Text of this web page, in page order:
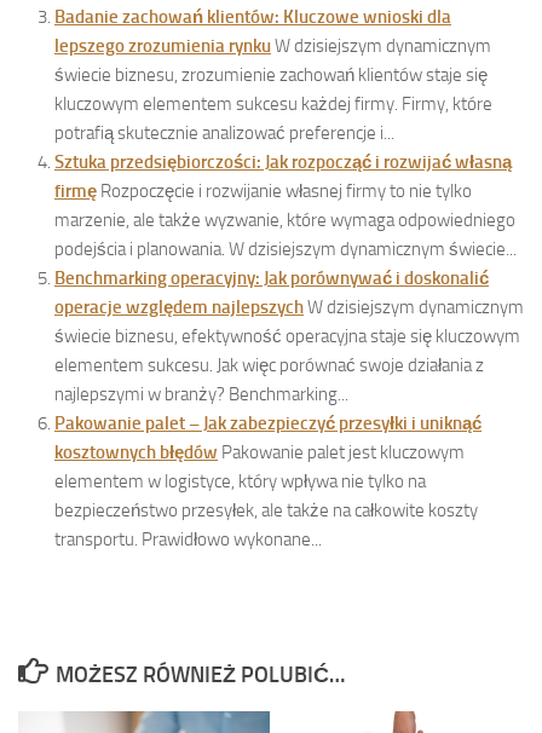
Badanie zachowań klientów: Kluczowe wnioski dla
lepszego zrozumienia rynkuW dzisiejszym dynamicznym
świecie biznesu, zrozumienie zachowań klientów staje się
kluczowym elementem sukcesu każdej firmy. Firmy, które
potrafią skutecznie analizować preferencje i...
Sztuka przedsiębiorczości: Jak rozpocząć i rozwijać własną
firmę Rozpoczęcie i rozwijanie własnej firmy to nie tylko
marzenie, ale także wyzwanie, które wymaga odpowiedniego
podejścia i planowania. W dzisiejszym dynamicznym świecie...
Benchmarking operacyjny: Jak porównywać i doskonalić
operacje względem najlepszychW dzisiejszym dynamicznym
świecie biznesu, efektywność operacyjna staje się kluczowym
elementem sukcesu. Jak więc porównać swoje działania z
najlepszymi w branży? Benchmarking...
Pakowanie palet – Jak zabezpieczyć przesyłki i uniknąć
kosztownych błędów Pakowanie palet jest kluczowym
elementem w logistyce, który wpływa nie tylko na
bezpieczeństwo przesyłek, ale także na całkowite koszty
transportu. Prawidłowo wykonane...
MOŻESZ RÓWNIEŻ POLUBIĆ…